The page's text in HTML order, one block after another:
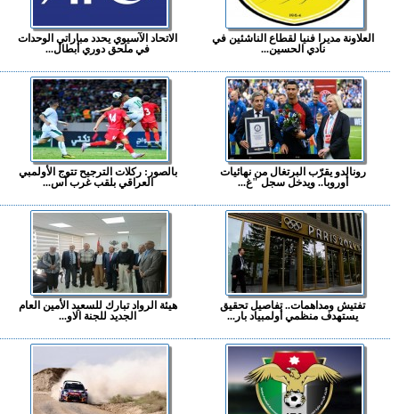
العلاونة مديرا فنيا لقطاع الناشئين في
نادي الحسين...
الاتحاد الآسيوي يحدد مباراتي الوحدات
في ملحق دوري أبطال...
رونالدو يقرّب البرتغال من نهائيات
أوروبا.. ويدخل سجل "غ...
بالصور: ركلات الترجيح تتوج الأولمبي
العراقي بلقب غرب آس...
تفتيش ومداهمات.. تفاصيل تحقيق
يستهدف منظمي أولمبياد بار...
هيئة الرواد تبارك للسعيد الأمين العام
الجديد للجنة الاو...